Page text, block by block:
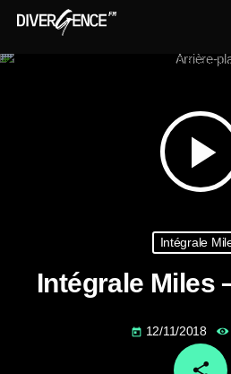
play_arrow
Intégrale
Intégrale Miles
today 12/11/2018
share
email